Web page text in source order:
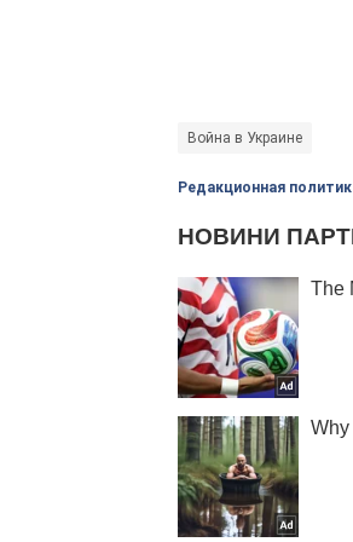
Война в Украине
Редакционная